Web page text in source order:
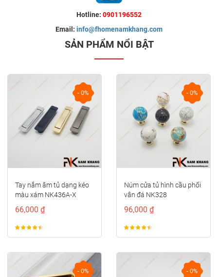
Hotline: 0901196552
Email: info@fhomenamkhang.com
SẢN PHẨM NỔI BẬT
- 0%
Tay nắm âm tủ dạng kéo
màu xám NK436A-X
66,000 ₫
- 0%
- 0%
Núm cửa tủ hình cầu phối
vân đá NK328
96,000 ₫
- 0%